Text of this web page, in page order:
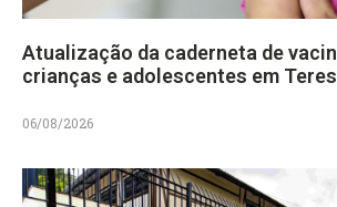
Atualização da caderneta de
crianças e adolescentes em
06/08/2026